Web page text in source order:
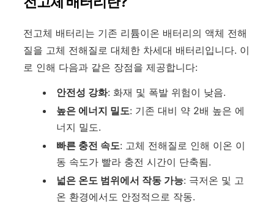
전고체 배터리는 기존 리튬이온 배터리의 액체 전해
질을 고체 전해질로 대체한 차세대 배터리입니다. 이
로 인해 다음과 같은 장점을 제공합니다:
안전성 강화: 화재 및 폭발 위험이 낮음.
높은 에너지 밀도: 기존 대비 약 2배 높은 에
너지 밀도.
빠른 충전 속도: 고체 전해질로 인해 이온 이
동 속도가 빨라 충전 시간이 단축됨.
넓은 온도 범위에서 작동 가능: 극저온 및 고
온 환경에서도 안정적으로 작동.